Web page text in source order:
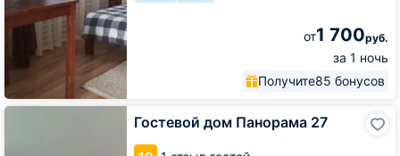
от1 700руб.
за 1 ночь
Получите85 бонусов
Гостевой дом Панорама 27
Гостевой